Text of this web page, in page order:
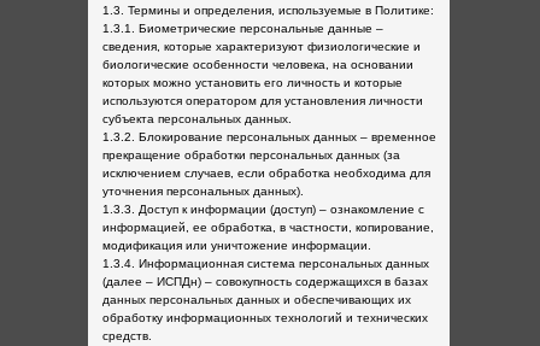
1.3. Термины и определения, используемые в Политике:
1.3.1. Биометрические персональные данные –
сведения, которые характеризуют физиологические и
биологические особенности человека, на основании
которых можно установить его личность и которые
используются оператором для установления личности
субъекта персональных данных.
1.3.2. Блокирование персональных данных – временное
прекращение обработки персональных данных (за
исключением случаев, если обработка необходима для
уточнения персональных данных).
1.3.3. Доступ к информации (доступ) – ознакомление с
информацией, ее обработка, в частности, копирование,
модификация или уничтожение информации.
1.3.4. Информационная система персональных данных
(далее – ИСПДн) – совокупность содержащихся в базах
данных персональных данных и обеспечивающих их
обработку информационных технологий и технических
средств.